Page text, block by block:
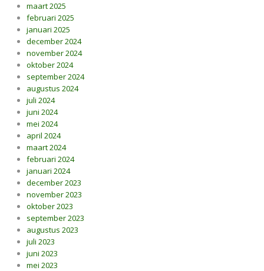
maart 2025
februari 2025
januari 2025
december 2024
november 2024
oktober 2024
september 2024
augustus 2024
juli 2024
juni 2024
mei 2024
april 2024
maart 2024
februari 2024
januari 2024
december 2023
november 2023
oktober 2023
september 2023
augustus 2023
juli 2023
juni 2023
mei 2023